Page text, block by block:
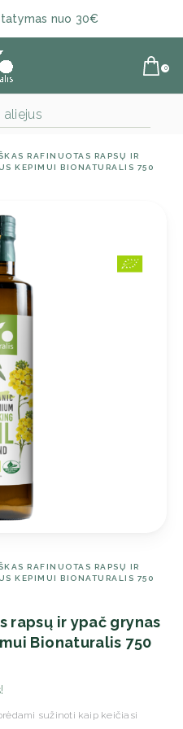
nuo 30€
RAFINUOTAS RAPSŲ IR
KEPIMUI BIONATURALIS 750
RAFINUOTAS RAPSŲ IR
KEPIMUI BIONATURALIS 750
rapsų ir ypač grynas
Bionaturalis 750
sužinoti kaip keičiasi